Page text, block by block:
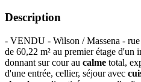
Description
- VENDU - Wilson / Massena -
de 60,22 m² au premier étage d'un
donnant sur cour au calme total,
d'une entrée, cellier, séjour avec